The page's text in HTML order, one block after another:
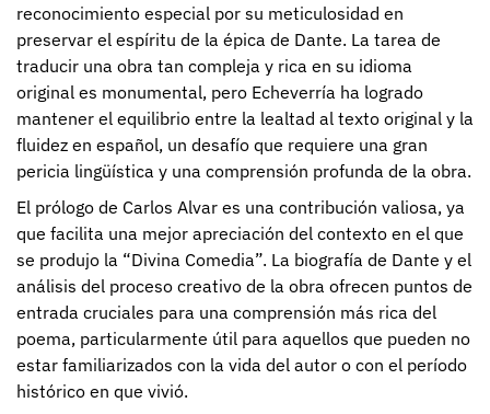
reconocimiento especial por su meticulosidad en
preservar el espíritu de la épica de Dante. La tarea de
traducir una obra tan compleja y rica en su idioma
original es monumental, pero Echeverría ha logrado
mantener el equilibrio entre la lealtad al texto original y la
fluidez en español, un desafío que requiere una gran
pericia lingüística y una comprensión profunda de la obra.
El prólogo de Carlos Alvar es una contribución valiosa, ya
que facilita una mejor apreciación del contexto en el que
se produjo la “Divina Comedia”. La biografía de Dante y el
análisis del proceso creativo de la obra ofrecen puntos de
entrada cruciales para una comprensión más rica del
poema, particularmente útil para aquellos que pueden no
estar familiarizados con la vida del autor o con el período
histórico en que vivió.